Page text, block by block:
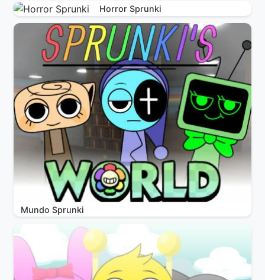
Horror Sprunki
Mundo Sprunki